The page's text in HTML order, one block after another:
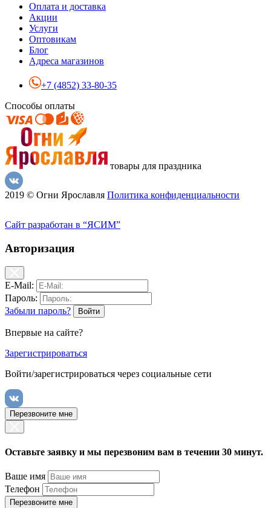
Оплата и доставка
Акции
Услуги
Оптовикам
Блог
Адреса магазинов
+7 (4852) 33-80-35
Способы оплаты
товары для праздника
2019 © Огни Ярославля Политика конфиденциальности
Сайт разработан в “ЯСИМ”
Авторизация
E-Mail:
Пароль:
Забыли пароль?
Впервые на сайте?
Зарегистрироваться
Войти/зарегистрироваться через социальные сети
Перезвоните мне
Оставьте заявку и мы перезвоним вам в течении 30 минут.
Ваше имя
Телефон
Перезвоните мне